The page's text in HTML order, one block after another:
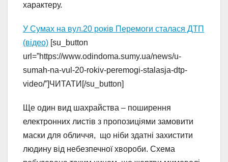
характеру.
У Сумах на вул.20 років Перемоги сталася ДТП
(відео) [su_button
url=”https://www.odindoma.sumy.ua/news/u-
sumah-na-vul-20-rokiv-peremogi-stalasja-dtp-
video/”]ЧИТАТИ[/su_button]
Ще один вид шахрайства – поширення
електронних листів з пропозиціями замовити
маски для обличчя, що ніби здатні захистити
людину від небезпечної хвороби. Схема